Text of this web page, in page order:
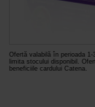
Ofertă valabilă în perioada
limita stocului disponibil.
beneficiile cardului Catena.